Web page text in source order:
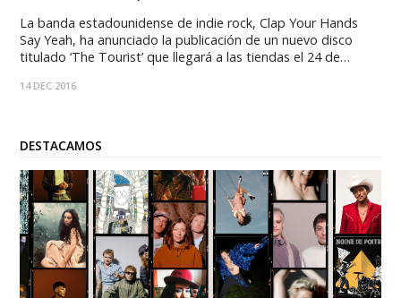
La banda estadounidense de indie rock, Clap Your Hands
Say Yeah, ha anunciado la publicación de un nuevo disco
titulado ‘The Tourist’ que llegará a las tiendas el 24 de
avance ya está listo para ser escuchado a través de
14 DEC 2016
DESTACAMOS